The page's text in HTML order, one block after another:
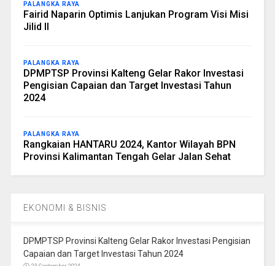
PALANGKA RAYA
Fairid Naparin Optimis Lanjukan Program Visi Misi
Jilid II
PALANGKA RAYA
DPMPTSP Provinsi Kalteng Gelar Rakor Investasi
Pengisian Capaian dan Target Investasi Tahun
2024
PALANGKA RAYA
Rangkaian HANTARU 2024, Kantor Wilayah BPN
Provinsi Kalimantan Tengah Gelar Jalan Sehat
EKONOMI & BISNIS
DPMPTSP Provinsi Kalteng Gelar Rakor Investasi Pengisian
Capaian dan Target Investasi Tahun 2024